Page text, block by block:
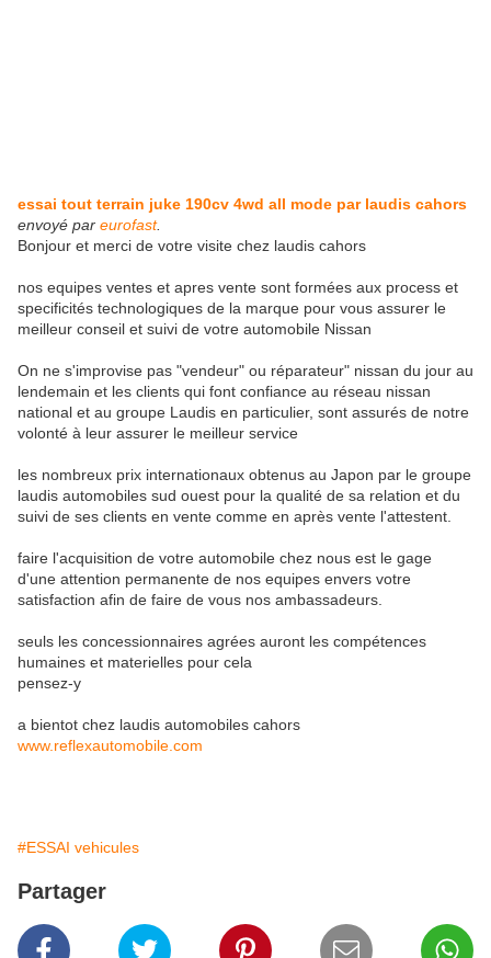
essai tout terrain juke 190cv 4wd all mode par laudis cahors
envoyé par eurofast.
Bonjour et merci de votre visite chez laudis cahors
nos equipes ventes et apres vente sont formées aux process et
specificités technologiques de la marque pour vous assurer le
meilleur conseil et suivi de votre automobile Nissan
On ne s'improvise pas "vendeur" ou réparateur" nissan du jour au
lendemain et les clients qui font confiance au réseau nissan
national et au groupe Laudis en particulier, sont assurés de notre
volonté à leur assurer le meilleur service
les nombreux prix internationaux obtenus au Japon par le groupe
laudis automobiles sud ouest pour la qualité de sa relation et du
suivi de ses clients en vente comme en après vente l'attestent.
faire l'acquisition de votre automobile chez nous est le gage
d'une attention permanente de nos equipes envers votre
satisfaction afin de faire de vous nos ambassadeurs.
seuls les concessionnaires agrées auront les compétences
humaines et materielles pour cela
pensez-y
a bientot chez laudis automobiles cahors
www.reflexautomobile.com
#ESSAI vehicules
Partager